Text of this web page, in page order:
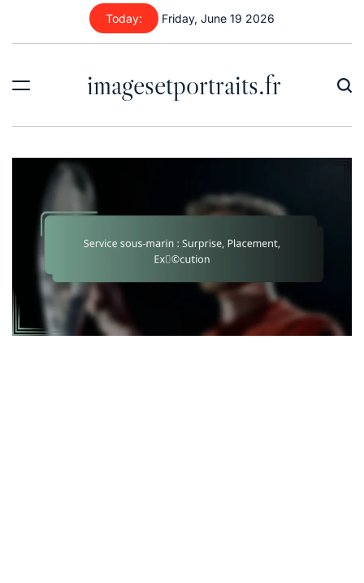
content
Today: Friday, June 19 2026
imagesetportraits.fr